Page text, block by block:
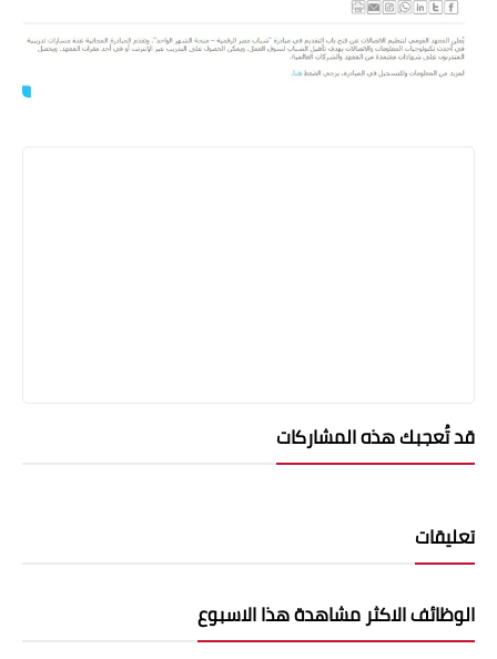
قد تُعجبك هذه المشاركات
تعليقات
الوظائف الاكثر مشاهدة هذا الاسبوع